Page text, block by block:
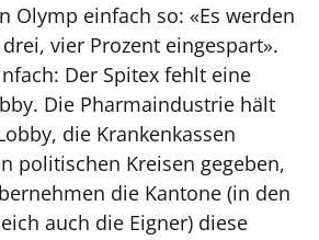
Olymp einfach so: «Es werden
vier Prozent einge­spart».
Der Spitex fehlt eine
Die Pharma­industrie hält
die Krankenkassen
politischen Kreisen gegeben,
die Kantone (in den
auch die Eigner) diese